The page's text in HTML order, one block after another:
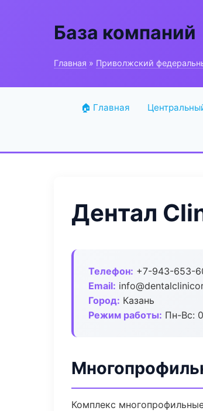
База компаний
Главная » Приволжский
🏠 Главная
Дентал
Телефон: +7-943-653-
Email:
Город: Казань
Режим работы: Пн-Вс:
Комплекс